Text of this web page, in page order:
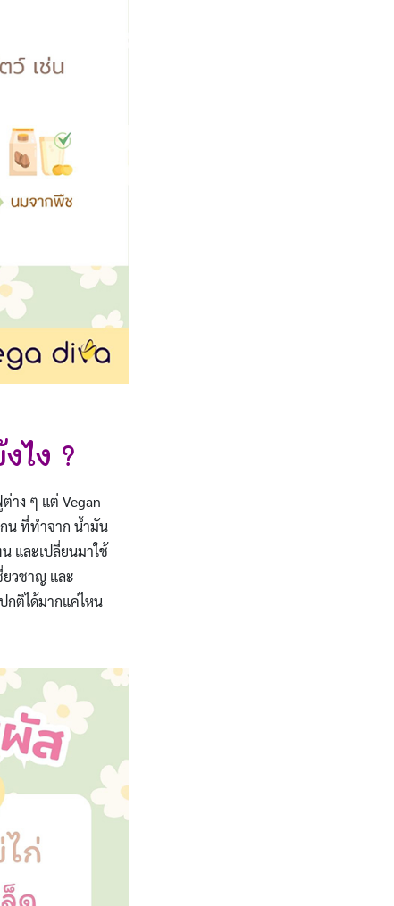
ไง ?
าง ๆ แต่ Vegan
น ที่ทำจาก น้ำมัน
และเปลี่ยนมาใช้
ยวชาญ และ
กติได้มากแค่ไหน